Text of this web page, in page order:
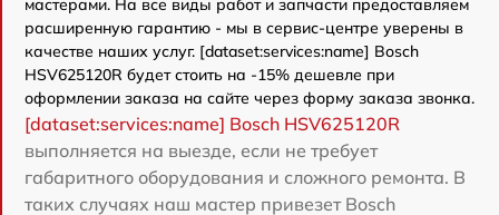
мастерами. На все виды работ и запчасти предоставляем
расширенную гарантию - мы в сервис-центре уверены в
качестве наших услуг. [dataset:services:name] Bosch
HSV625120R будет стоить на -15% дешевле при
оформлении заказа на сайте через форму заказа звонка.
[dataset:services:name] Bosch HSV625120R
выполняется на выезде, если не требует
габаритного оборудования и сложного ремонта. В
таких случаях наш мастер привезет Bosch